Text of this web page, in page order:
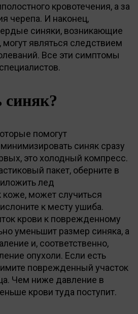
кровотечения, а за
черепа. И наконец,
синяки, возникающие
являться следствием
Все эти симптомы
синяк?
помогут
синяк сразу
это холодный компресс.
пакет, оберните в
лед
коже, может случиться
к месту ушиба.
крови к поврежденному
уменьшит размер синяка, а
и, соответственно,
опухоли. Если есть
поврежденный участок
Чем ниже давление в
крови туда поступит.